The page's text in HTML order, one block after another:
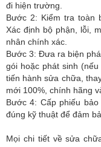
đi hiện trường.
Bước 2: Kiểm tra toàn
Xác định bộ phận, lỗi,
nhân chính xác.
Bước 3: Đưa ra biện
gói hoặc phát sinh
tiến hành sửa chữa,
mới 100%, chính hãng
Bước 4: Cấp phiếu
đúng kỹ thuật để đảm
Mọi chi tiết về sửa